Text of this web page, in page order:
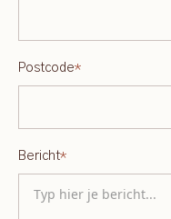
Postcode*
Bericht*